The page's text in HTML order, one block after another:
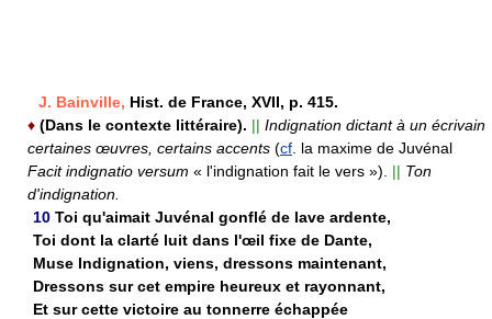
J. Bainville, Hist. de France, XVII, p. 415.
♦ (Dans le contexte littéraire). || Indignation dictant à un écrivain
certaines œuvres, certains accents (cf . la maxime de Juvénal
Facit indignatio versum « l'indignation fait le vers »). || Ton
d'indignation.
10 Toi qu'aimait Juvénal gonflé de lave ardente,
Toi dont la clarté luit dans l'œil fixe de Dante,
Muse Indignation, viens, dressons maintenant,
Dressons sur cet empire heureux et rayonnant,
Et sur cette victoire au tonnerre échappée